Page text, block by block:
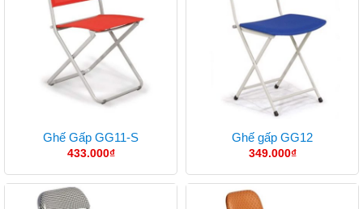
Ghế Gấp GG11-S
433.000₫
Ghế gấp GG12
349.000₫